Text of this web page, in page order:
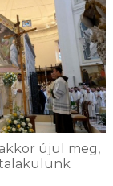
akkor újul meg,